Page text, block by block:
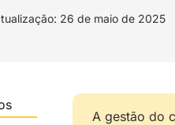
26 de maio de 2025
A gestão do